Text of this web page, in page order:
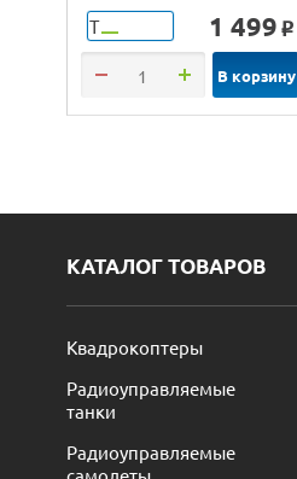
Т 1 499 o
В корзину
КАТАЛОГ ТОВАРОВ
Квадрокоптеры
Радиоуправляемые
танки
Радиоуправляемые